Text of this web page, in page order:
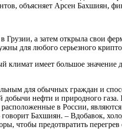
объясняет Арсен Бахшиян,
а затем открыла свои
для любого серьезного
климат имеет большое
для обычных граждан и
нефти и природного газа.
в России,
Бахшиян. – Вдобавок,
чтобы предотвратить перегрев